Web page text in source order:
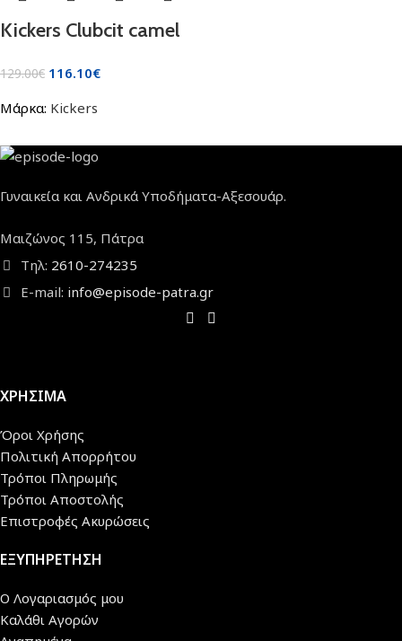
Kickers Clubcit camel
129.00€ 116.10€
Μάρκα: Kickers
Γυναικεία και Ανδρικά Υποδήματα-Αξεσουάρ.
Μαιζώνος 115, Πάτρα
Τηλ: 2610-274235
E-mail: info@episode-patra.gr
ΧΡΗΣΙΜΑ
Όροι Χρήσης
Πολιτική Απορρήτου
Τρόποι Πληρωμής
Τρόποι Αποστολής
Επιστροφές Ακυρώσεις
ΕΞΥΠΗΡΕΤΗΣΗ
Ο Λογαριασμός μου
Καλάθι Αγορών